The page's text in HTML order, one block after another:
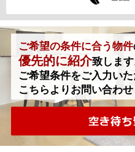
ご希望の条件に合う物件
優先的に紹介致します
ご希望条件をご入力いた
こちらよりお問い合わせ